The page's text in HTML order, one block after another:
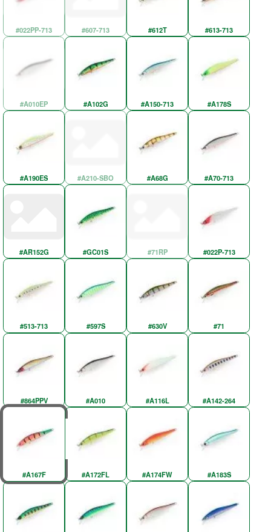
#022PP-713 #607-713 #612T #613-713
#A010EP #A102G #A150-713 #A178S
#A190ES #A210-SBO #A68G #A70-713
#AR152G #GC01S #71RP #022P-713
#513-713 #597S #630V #71
#864PPV #A010 #A116L #A142-264
#A167F #A172FL #A174FW #A183S